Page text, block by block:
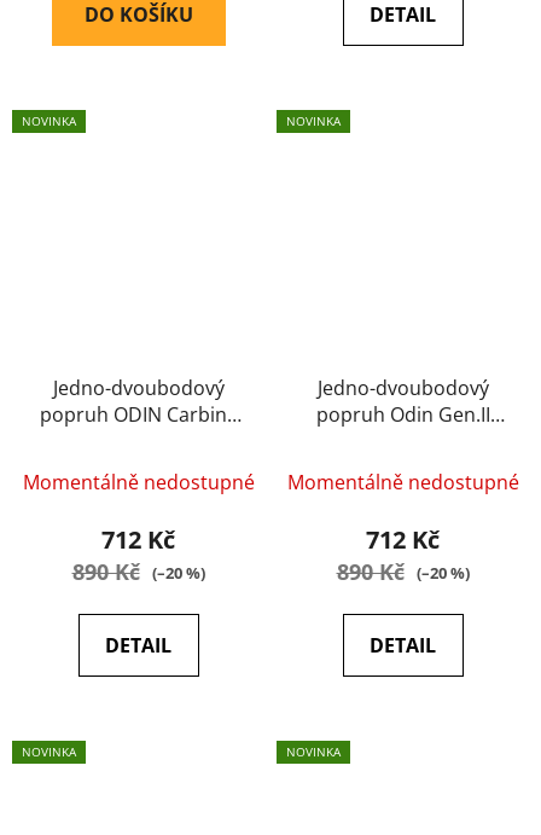
DO KOŠÍKU DETAIL
NOVINKA
Jedno-dvoubodový
popruh ODIN Carbine
(Multicam)
Momentálně nedostupné
712 Kč
890 Kč (–20 %)
DETAIL
NOVINKA
Jedno-dvoubodový
popruh Odin Gen.II
Momentálně nedostupné
712 Kč
890 Kč (–20 %)
DETAIL
NOVINKA NOVINKA